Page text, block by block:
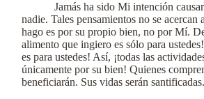
Jamás ha sido Mi intención
nadie. Tales pensamientos no se
hago es por su propio bien, no por Mí.
alimento que ingiero es sólo para
es para ustedes! Así, ¡todas las
únicamente por su bien! Quienes
beneficiarán. Sus vidas serán santificadas.